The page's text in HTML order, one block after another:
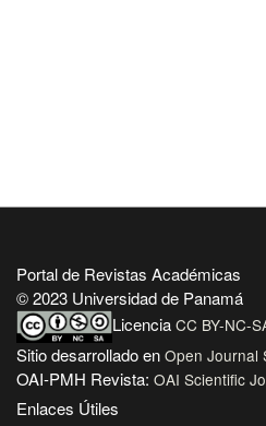
Portal de Revistas Académicas
© 2023 Universidad de Panamá
Licencia CC BY-NC-
Sitio desarrollado en Open Journal
OAI-PMH Revista: OAI Scientific
Enlaces Útiles